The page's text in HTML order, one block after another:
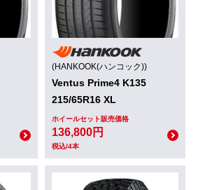
(HANKOOK(ハンコック))
Ventus Prime4 K135
215/65R16 XL
ホイールセット販売価格
136,800円
税込/4本